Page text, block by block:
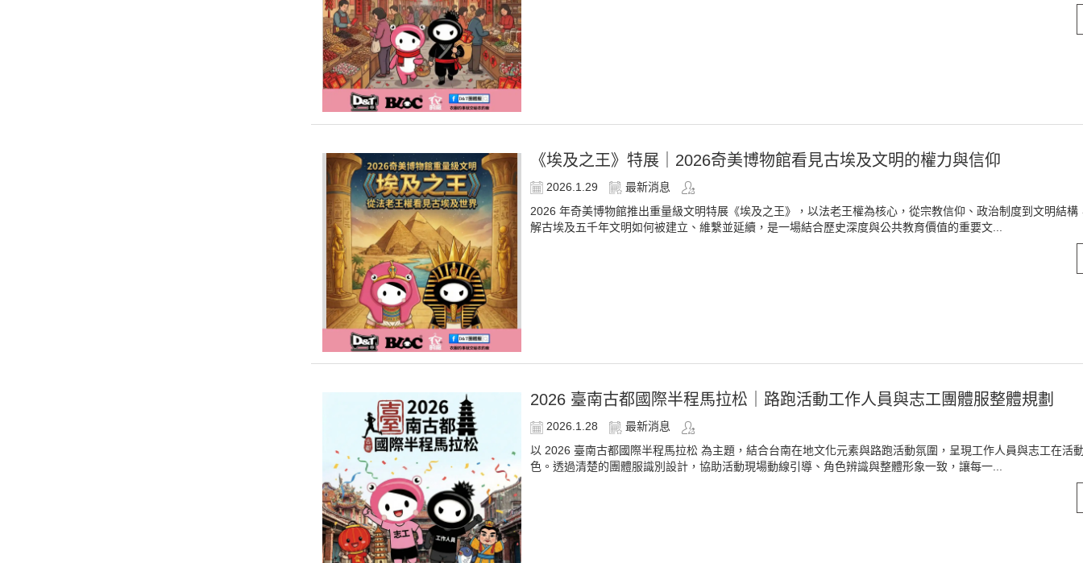
《埃及之王》特展｜2026奇美博物館看見古埃及文明的權力與信仰
2026.1.29
最新消息
2026 年奇美博物館推出重量級文明特展《埃及之王》，以法老王權為核心，從宗教信仰、政治制度到文明結構
解古埃及五千年文明如何被建立、維繫並延續，是一場結合歷史深度與公共教育價值的重要文...
2026 臺南古都國際半程馬拉松｜路跑活動工作人員與志工團體服整體規劃
2026.1.28
最新消息
以 2026 臺南古都國際半程馬拉松 為主題，結合台南在地文化元素與路跑活動氛圍，呈現工作人員與志工在活
色。透過清楚的團體服識別設計，協助活動現場動線引導、角色辨識與整體形象一致，讓每一...